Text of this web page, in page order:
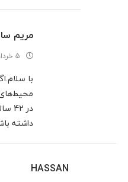
مریم
5 خرداد 1401 - 23:22
با
داشته
HASSAN